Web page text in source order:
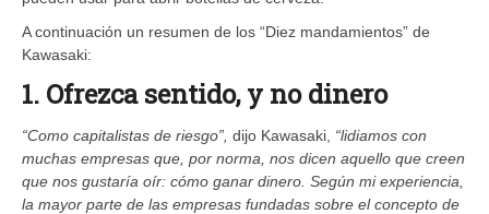
A continuación un resumen de los “Diez mandamientos” de
Kawasaki:
1. Ofrezca sentido, y no dinero
“Como capitalistas de riesgo”, dijo Kawasaki, “lidiamos con
muchas empresas que, por norma, nos dicen aquello que creen
que nos gustaría oír: cómo ganar dinero. Según mi experiencia,
la mayor parte de las empresas fundadas sobre el concepto de